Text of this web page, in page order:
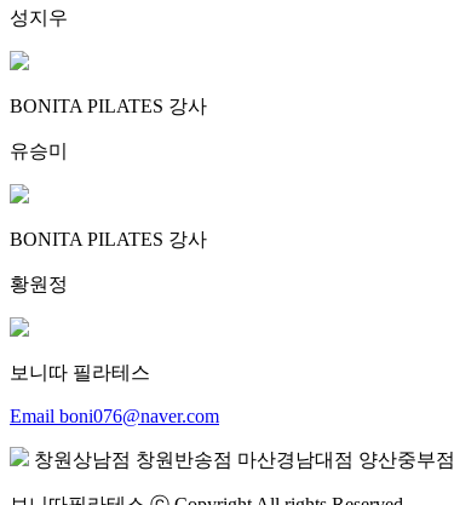
성지우
BONITA PILATES 강사
유승미
BONITA PILATES 강사
황원정
보니따 필라테스
Email boni076@naver.com
창원상남점 창원반송점 마산경남대점 양산중부점